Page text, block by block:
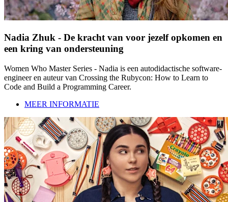
Nadia Zhuk - De kracht van voor jezelf opkomen en
een kring van ondersteuning
Women Who Master Series - Nadia is een autodidactische software-
engineer en auteur van Crossing the Rubycon: How to Learn to
Code and Build a Programming Career.
MEER INFORMATIE